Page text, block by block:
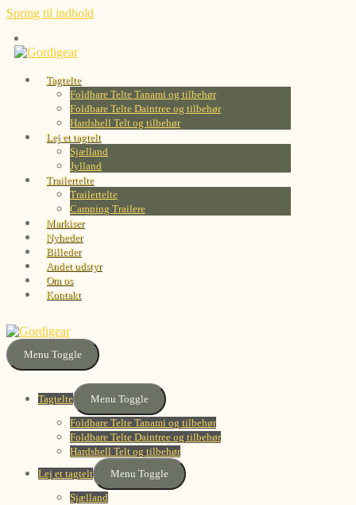
Spring til indhold
Tagtelte
Foldbare Telte Tanami og tilbehør
Foldbare Telte Daintree og tilbehør
Hardshell Telt og tilbehør
Lej et tagtelt
Sjælland
Jylland
Trailertelte
Trailertelte
Camping Trailere
Markiser
Nyheder
Billeder
Andet udstyr
Om os
Kontakt
Menu Toggle
Tagtelte
Menu Toggle
Foldbare Telte Tanami og tilbehør
Foldbare Telte Daintree og tilbehør
Hardshell Telt og tilbehør
Lej et tagtelt
Menu Toggle
Sjælland